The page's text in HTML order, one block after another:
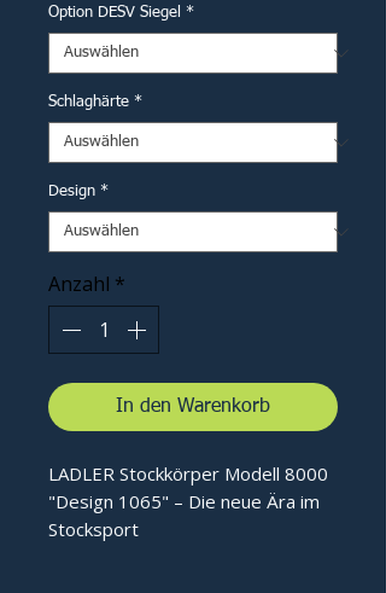
Option DESV Siegel *
Schlaghärte *
Design *
Anzahl *
In den Warenkorb
LADLER Stockkörper Modell 8000
"Design 1065" – Die neue Ära im
Stocksport